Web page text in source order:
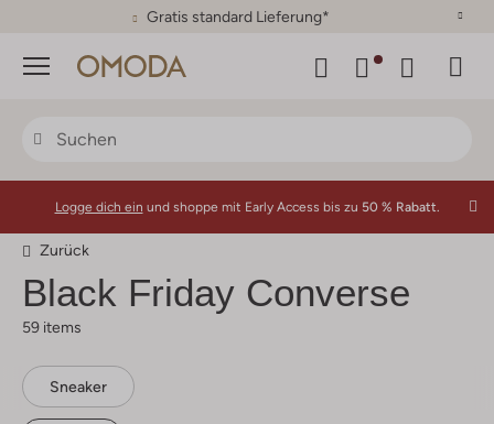
30 Tage Rückgaberecht
Menü
Logge dich ein und shoppe mit Early Access bis zu 50 % Rabatt.
Zurück
Black Friday Converse
59 items
Sneaker